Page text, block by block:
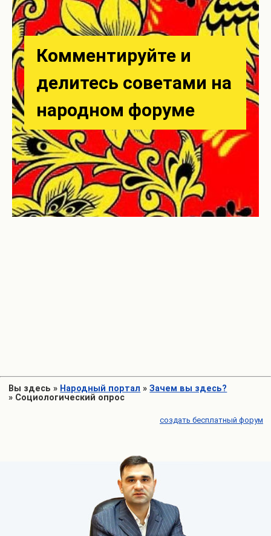
Вы здесь » Народный портал »Зачем вы здесь?
» Социологический опрос
создать бесплатный форум